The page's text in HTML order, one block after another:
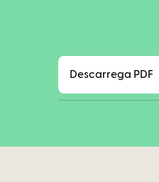
Descarrega PDF